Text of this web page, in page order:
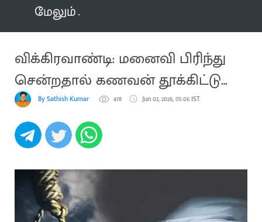
மேலும்
விக்கிரவாண்டி: மனைவி பிரிந்து
சென்றதால் கணவன் தூக்கிட்டு
தற்கொலை
By Sathish Kumar Villupuram
478 Jun 02, 2026, 05:06 IST